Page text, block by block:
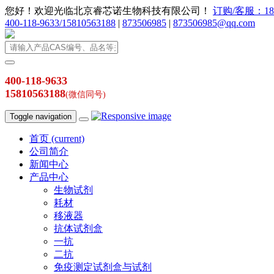
您好！欢迎光临北京睿芯诺生物科技有限公司！ 订购/客服：
400-118-9633/15810563188 | 873506985 | 873506985@qq.com
400-118-9633
15810563188(微信同号)
Toggle navigation
首页 (current)
公司简介
新闻中心
产品中心
生物试剂
耗材
移液器
抗体试剂盒
一抗
二抗
免疫测定试剂盒与试剂